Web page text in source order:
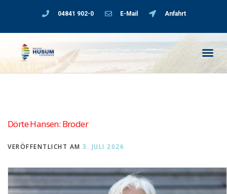
04841 902-0 E-Mail Anfahrt
Dörte Hansen: Broder
VERÖFFENTLICHT AM 3. JULI 2026